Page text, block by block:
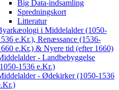
Big Data-indsamling
Spredningskort
Litteratur
i Middelalder (1050-
e.Kr.), Renæssance (1536-
e.Kr.) & Nyere tid (efter 1660)
- Landbebyggelse
1536 e.Kr.)
- Ødekirker (1050-1536